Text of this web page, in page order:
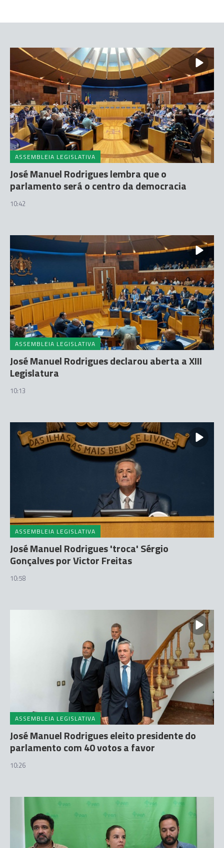
ASSEMBLEIA LEGISLATIVA
José Manuel Rodrigues lembra que o
parlamento será o centro da democracia
10:42
ASSEMBLEIA LEGISLATIVA
José Manuel Rodrigues declarou aberta a XIII
Legislatura
10:13
ASSEMBLEIA LEGISLATIVA
José Manuel Rodrigues 'troca' Sérgio
Gonçalves por Victor Freitas
10:58
ASSEMBLEIA LEGISLATIVA
José Manuel Rodrigues eleito presidente do
parlamento com 40 votos a favor
10:26